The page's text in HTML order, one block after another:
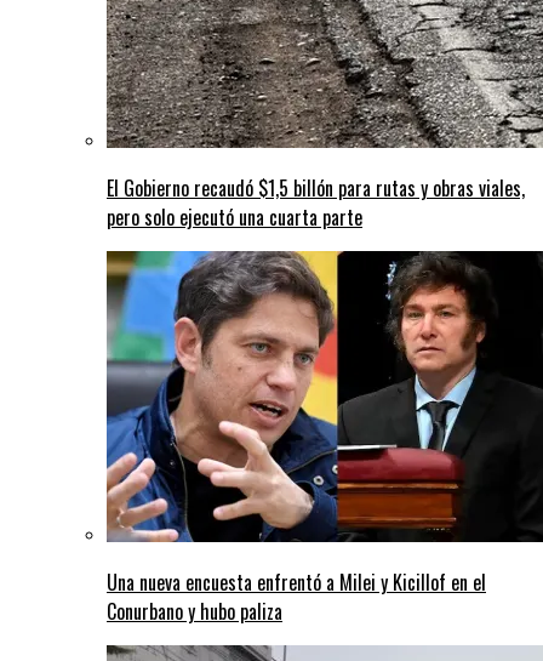
El Gobierno recaudó $1,5 billón para rutas y obras viales,
pero solo ejecutó una cuarta parte
Una nueva encuesta enfrentó a Milei y Kicillof en el
Conurbano y hubo paliza